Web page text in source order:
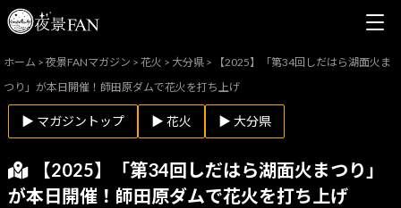
ホーム >夜景FANマガジン >花火 > 大分県 >
【2025】「第34回しだはら湖面火ま
つり」が本日開催！師田原ダムで花火を打ち上げ
▶ マガジントップ ▶ 花火 ▶ 大分県
【2025】「第34回しだはら湖面火まつり」
が本日開催！師田原ダムで花火を打ち上げ